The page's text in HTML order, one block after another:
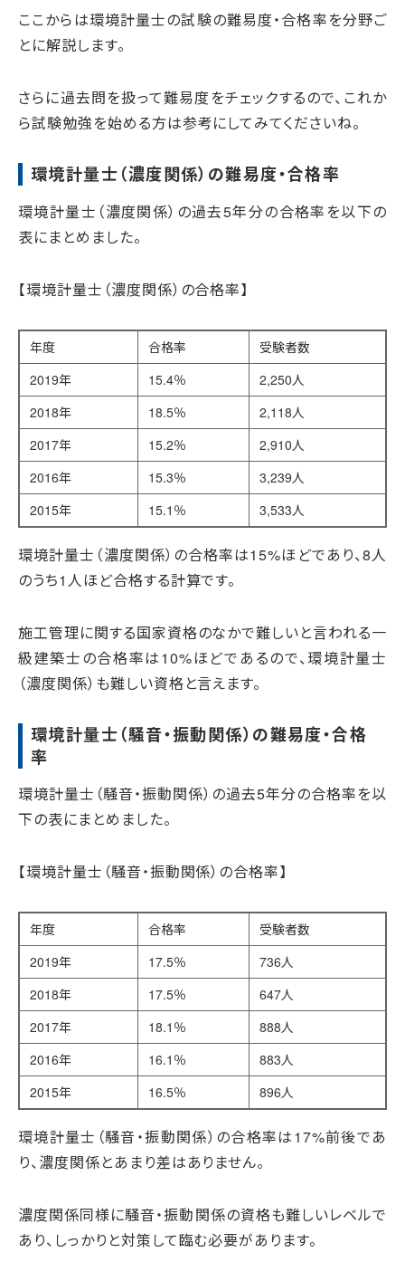
ここからは環境計量士の試験の難易度・合格率を分野ご
とに解説します。
さらに過去問を扱って難易度をチェックするので、これか
ら試験勉強を始める方は参考にしてみてくださいね。
環境計量士（濃度関係）の難易度・合格率
環境計量士（濃度関係）の過去5年分の合格率を以下の
表にまとめました。
【環境計量士（濃度関係）の合格率】
年度 合格率
受験者数
2019年
15.4％
2,250人
2018年
18.5％
2,118人
2017年
15.2％
2,910人
2016年
15.3％
3,239人
2015年
15.1％ 3,533人
環境計量士（濃度関係）の合格率は15%ほどであり、8人
のうち1人ほど合格する計算です。
施工管理に関する国家資格のなかで難しいと言われる一
級建築士の合格率は10%ほどであるので、環境計量士
（濃度関係）も難しい資格と言えます。
環境計量士（騒音・振動関係）の難易度・合格
率
環境計量士（騒音・振動関係）の過去5年分の合格率を以
下の表にまとめました。
【環境計量士（騒音・振動関係）の合格率】
年度 合格率
受験者数
2019年
17.5％
736人
2018年
17.5％
647人
2017年
18.1％
888人
2016年
16.1％
883人
2015年
16.5％ 896人
環境計量士（騒音・振動関係）の合格率は17%前後であ
り、濃度関係とあまり差はありません。
濃度関係同様に騒音・振動関係の資格も難しいレベルで
あり、しっかりと対策して臨む必要があります。